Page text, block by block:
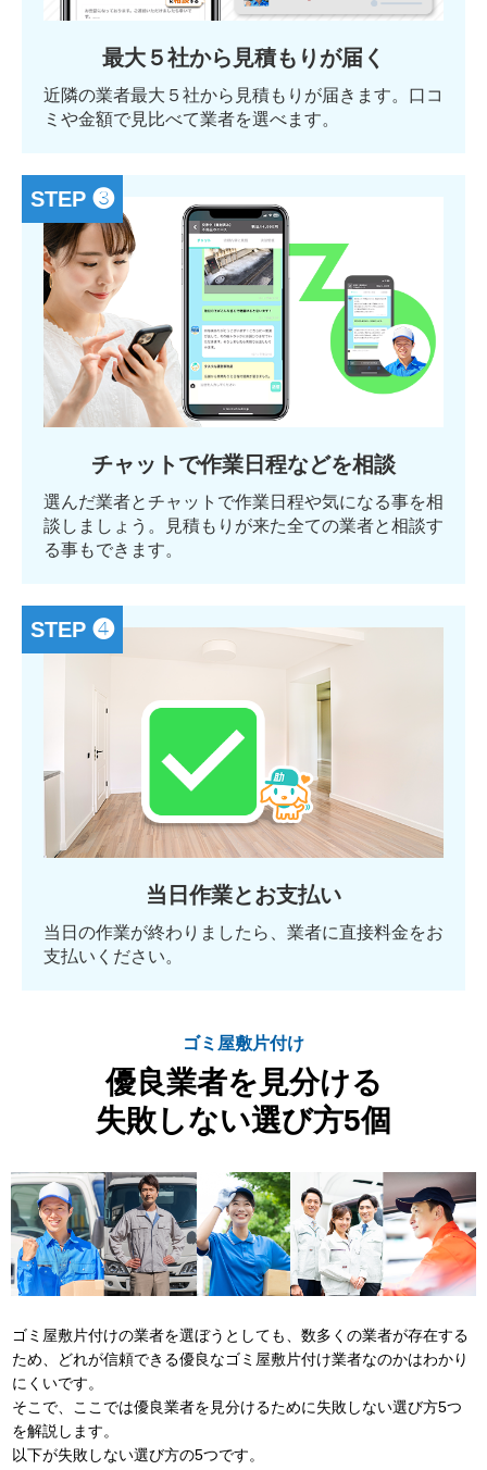
最大５社から見積もりが届く
近隣の業者最大５社から見積もりが届きます。口コ
ミや金額で見比べて業者を選べます。
STEP ❸
チャットで作業日程などを相談
選んだ業者とチャットで作業日程や気になる事を相
談しましょう。見積もりが来た全ての業者と相談す
る事もできます。
STEP ❹
当日作業とお支払い
当日の作業が終わりましたら、業者に直接料金をお
支払いください。
ゴミ屋敷片付け
優良業者を見分ける
失敗しない選び方5個
ゴミ屋敷片付けの業者を選ぼうとしても、数多くの業者が存在する
ため、どれが信頼できる優良なゴミ屋敷片付け業者なのかはわかり
にくいです。
そこで、ここでは優良業者を見分けるために失敗しない選び方5つ
を解説します。
以下が失敗しない選び方の5つです。